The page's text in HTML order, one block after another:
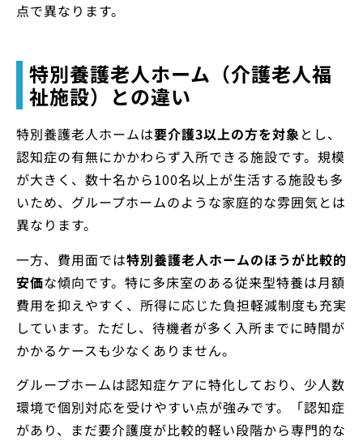
点で異なります。
特別養護老人ホーム（介護老人福
祉施設）との違い
特別養護老人ホームは要介護3以上の方を対象とし、
認知症の有無にかかわらず入所できる施設です。規模
が大きく、数十名から100名以上が生活する施設も多
いため、グループホームのような家庭的な雰囲気とは
異なります。
一方、費用面では特別養護老人ホームのほうが比較的
安価な傾向です。特に多床室のある従来型特養は月額
費用を抑えやすく、所得に応じた負担軽減制度も充実
しています。ただし、待機者が多く入所までに時間が
かかるケースも少なくありません。
グループホームは認知症ケアに特化しており、少人数
環境で個別対応を受けやすい点が強みです。「認知症
があり、まだ要介護度が比較的軽い段階から専門的な